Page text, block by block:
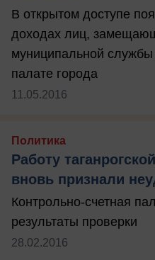
В открытом доступе
доходах лиц,
муниципальной службы
палате города
11.05.2016
Политика
Работу
вновь признали
Контрольно-счетная
результаты проверки
28.02.2016